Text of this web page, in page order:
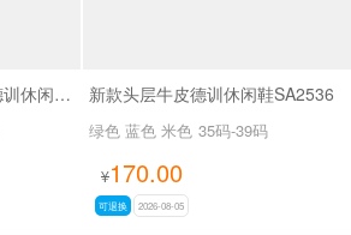
新款头层牛皮复古拼色德训休闲鞋SA2535 新款头层牛皮德训休闲鞋SA2536
绿色 蓝色 米色 35码-39码
¥170.00
可退换 2026-08-05